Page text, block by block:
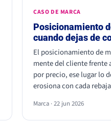
CASO DE MARCA
Posicionamiento
cuando dejas de
El posicionamiento de
mente del cliente frente
por precio, ese lugar lo
erosiona con cada
que las marcas
diferentes consiguen
Marca · 22 jun 2026